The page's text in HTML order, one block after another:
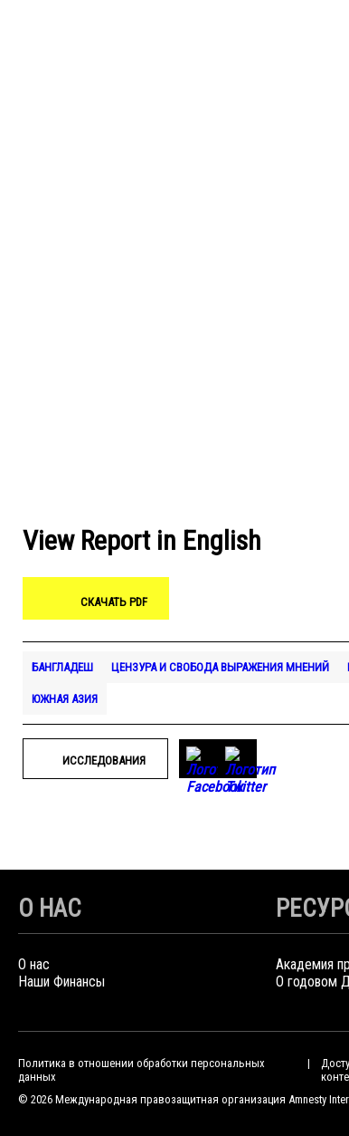
View Report in English
СКАЧАТЬ PDF
БАНГЛАДЕШ ЦЕНЗУРА И СВОБОДА ВЫРАЖЕНИЯ МНЕНИЙ
ЮЖНАЯ АЗИЯ
ИССЛЕДОВАНИЯ
О НАС
О нас
Наши Финансы
Академия
О годовом
Политика в отношении обработки персональных
данных
© 2026 Международная правозащитная организация Amnesty